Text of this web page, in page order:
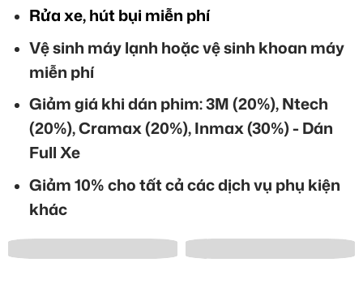
Rửa xe, hút bụi miễn phí
Vệ sinh máy lạnh hoặc vệ sinh khoan máy
miễn phí
Giảm giá khi dán phim: 3M (20%), Ntech
(20%), Cramax (20%), Inmax (30%) - Dán
Full Xe
Giảm 10% cho tất cả các dịch vụ phụ kiện
khác